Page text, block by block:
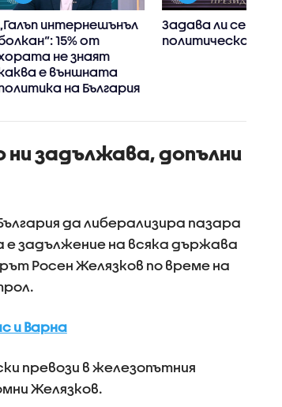
интернешънъл
15% от
не знаят
е външната
на България
Задава ли се бурна
политическа есен?
задължава, допълни
да либерализира пазара
е задължение на всяка държава
Росен Желязков по време на
и Варна
превози в железопътния
Желязков.